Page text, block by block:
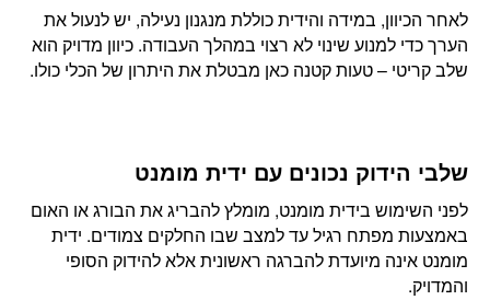
לאחר הכיוון, במידה והידית כוללת מנגנון נעילה, יש לנעול את
הערך כדי למנוע שינוי לא רצוי במהלך העבודה. כיוון מדויק הוא
שלב קריטי – טעות קטנה כאן מבטלת את היתרון של הכלי כולו.
שלבי הידוק נכונים עם ידית מומנט
לפני השימוש בידית מומנט, מומלץ להבריג את הבורג או האום
באמצעות מפתח רגיל עד למצב שבו החלקים צמודים. ידית
מומנט אינה מיועדת להברגה ראשונית אלא להידוק הסופי
והמדויק.